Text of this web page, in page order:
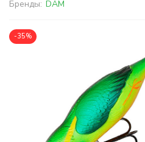
Бренды: DAM
-35%